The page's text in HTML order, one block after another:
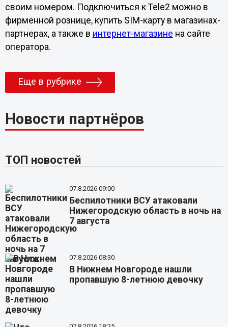
своим номером. Подключиться к Tele2 можно в
фирменной рознице, купить SIM-карту в магазинах-
партнерах, а также в интернет-магазине на сайте
оператора.
Еще в рубрике
Новости партнёров
ТОП новостей
07.8.2026 09:00
Беспилотники ВСУ атаковали
Нижегородскую область в ночь на
7 августа
07.8.2026 08:30
В Нижнем Новгороде нашли
пропавшую 8-летнюю девочку